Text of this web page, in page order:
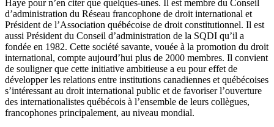
Haye pour n’en citer que quelques-unes. Il est membre du Conseil
d’administration du Réseau francophone de droit international et
Président de l’Association québécoise de droit constitutionnel. Il est
aussi Président du Conseil d’administration de la SQDI qu’il a
fondée en 1982. Cette société savante, vouée à la promotion du droit
international, compte aujourd’hui plus de 2000 membres. Il convient
de souligner que cette initiative ambitieuse a eu pour effet de
développer les relations entre institutions canadiennes et québécoises
s’intéressant au droit international public et de favoriser l’ouverture
des internationalistes québécois à l’ensemble de leurs collègues,
francophones principalement, au niveau mondial.